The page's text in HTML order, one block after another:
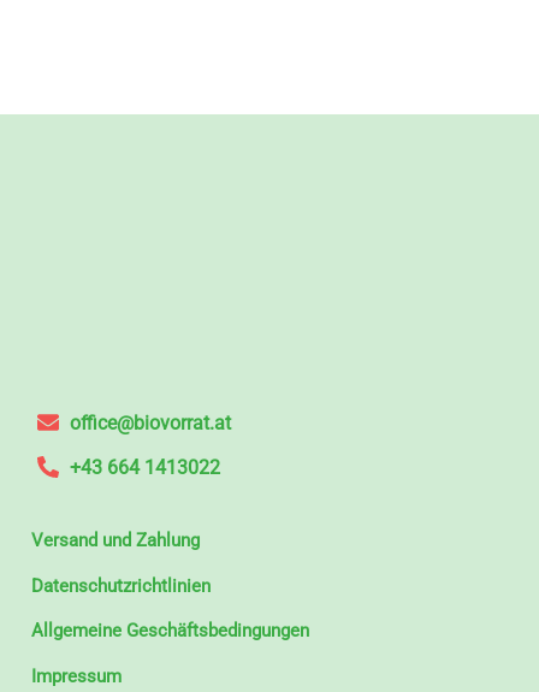
office@biovorrat.at
+43 664 1413022
Versand und Zahlung
Datenschutzrichtlinien
Allgemeine Geschäftsbedingungen
Impressum